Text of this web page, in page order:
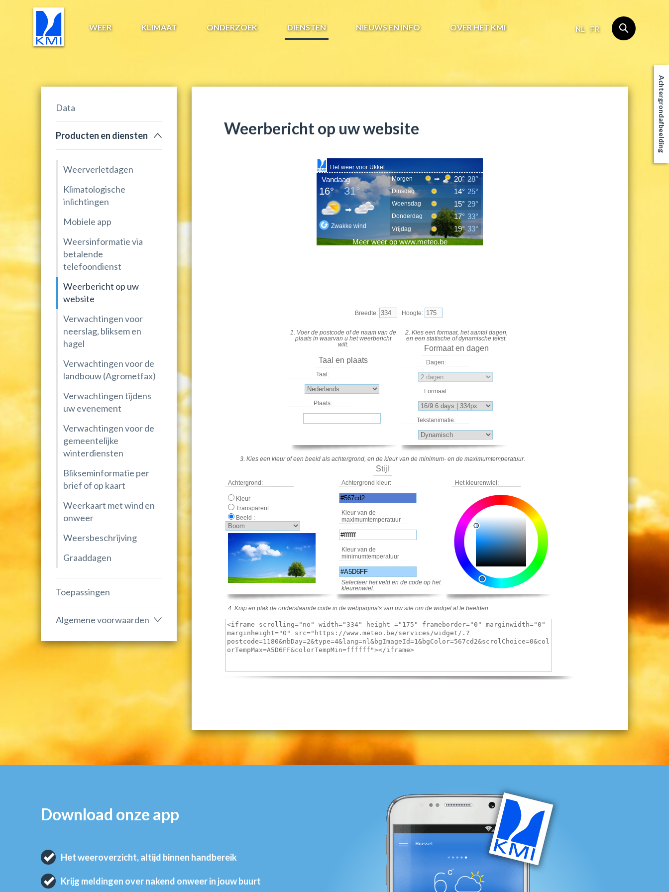
WEER KLIMAAT ONDERZOEK DIENSTEN NIEUWS EN INFO OVER HET KMI NL FR
Data
Producten en diensten
Weerverletdagen
Klimatologische
inlichtingen
Mobiele app
Weersinformatie via
betalende
telefoondienst
Weerbericht op uw
website
Verwachtingen voor
neerslag, bliksem en
hagel
Verwachtingen voor de
landbouw (Agrometfax)
Verwachtingen tijdens
uw evenement
Verwachtingen voor de
gemeentelijke
winterdiensten
Blikseminformatie per
brief of op kaart
Weerkaart met wind en
onweer
Weersbeschrijving
Graaddagen
Toepassingen
Algemene voorwaarden
Weerbericht op uw website
Download onze app
Het weeroverzicht, altijd binnen handbereik
Krijg meldingen over nakend onweer in jouw buurt
Achtergrondafbeelding